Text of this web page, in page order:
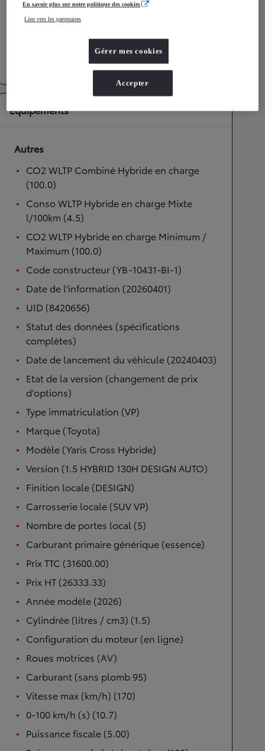
Accélération 0-100km/h
Boîte automatique
Équipements
Autres
CO2 WLTP Combiné Hybride en charge
(100.0)
Conso WLTP Hybride en charge Mixte
l/100km (4.5)
CO2 WLTP Hybride en charge Minimum /
Maximum (100.0)
Code constructeur (YB-10431-BI-1)
Date de l'information (20260401)
UID (8420656)
Statut des données (spécifications
complètes)
Date de lancement du véhicule (20240403)
Etat de la version (changement de prix
d'options)
Type immatriculation (VP)
Marque (Toyota)
Modèle (Yaris Cross Hybride)
Version (1.5 HYBRID 130H DESIGN AUTO)
Finition locale (DESIGN)
Carrosserie locale (SUV VP)
Nombre de portes local (5)
Carburant primaire générique (essence)
Prix TTC (31600.00)
Prix HT (26333.33)
Année modèle (2026)
Cylindrée (litres / cm3) (1.5)
Configuration du moteur (en ligne)
Roues motrices (AV)
Carburant (sans plomb 95)
Vitesse max (km/h) (170)
0-100 km/h (s) (10.7)
Puissance fiscale (5.00)
En savoir plus sur notre politique des cookies
Lien vers les partenaires
Gérer mes cookies
Accepter